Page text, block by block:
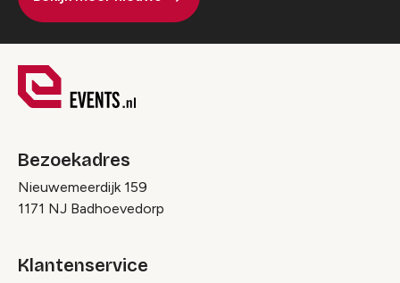
Bezoekadres
Nieuwemeerdijk 159
1171 NJ Badhoevedorp
Klantenservice